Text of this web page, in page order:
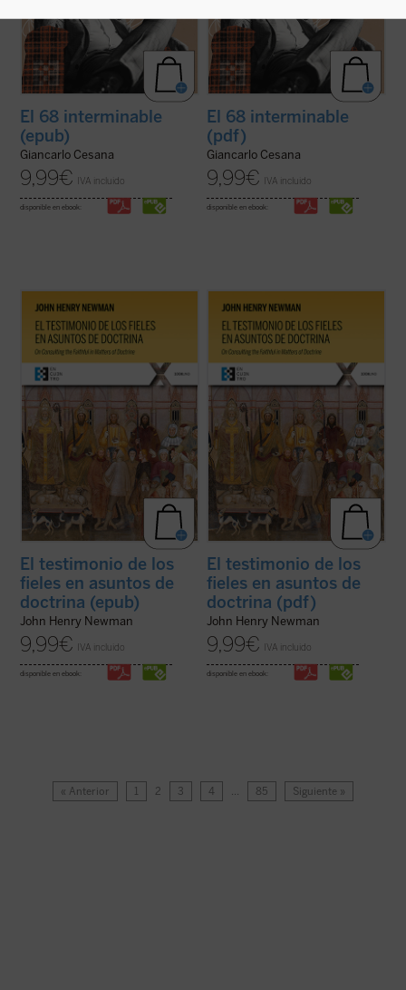
El 68 interminable
(epub)
Giancarlo Cesana
9,99€ IVA incluido
disponible en ebook:
El 68 interminable
(pdf)
Giancarlo Cesana
9,99€ IVA incluido
disponible en ebook:
El testimonio de los fieles en asuntos de
significativos de John Henry Newman en
su etapa católica. Publicado en 1859 en la
revistaThe Rambler, aborda una cuestión
decisiva en la vida de la ...(ver ficha)
El testimonio de los
fieles en asuntos de
doctrina (epub)
John Henry Newman
9,99€ IVA incluido
disponible en ebook:
El testimonio de los fieles en asuntos de
significativos de John Henry Newman en
su etapa católica. Publicado en 1859 en la
revistaThe Rambler, aborda una cuestión
decisiva en la vida de la ...(ver ficha)
El testimonio de los
fieles en asuntos de
doctrina (pdf)
John Henry Newman
9,99€ IVA incluido
disponible en ebook:
« Anterior 1 2 3 4 … 85 Siguiente »